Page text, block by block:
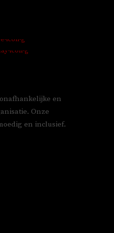
en
Onze
en inclusief.